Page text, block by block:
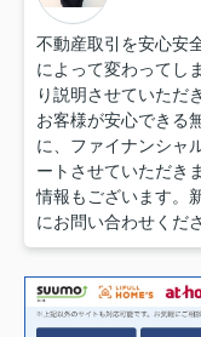
不動産取引を安心安
によって変わってし
り説明させていただ
お客様が安心できる
に、ファイナンシャ
ートさせていただき
情報もございます。
にお問い合わせくだ